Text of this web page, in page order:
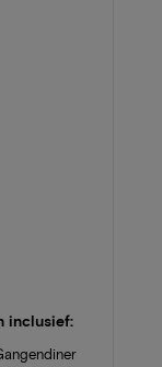
inclusief: